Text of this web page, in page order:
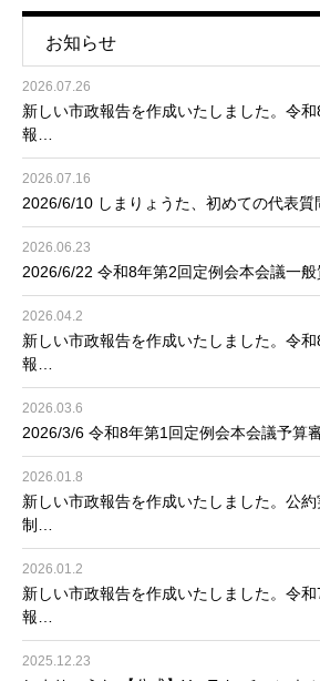
お知らせ
2026.07.26
新しい市政報告を作成いたしました。令
報…
2026.07.16
2026/6/10 しまりょうた、初めての代表質
2026.06.23
2026/6/22 令和8年第2回定例会本会議一般
2026.04.2
新しい市政報告を作成いたしました。令
報…
2026.03.6
2026/3/6 令和8年第1回定例会本会議予算
2026.01.8
新しい市政報告を作成いたしました。公
制…
2026.01.2
新しい市政報告を作成いたしました。令
報…
2025.12.23